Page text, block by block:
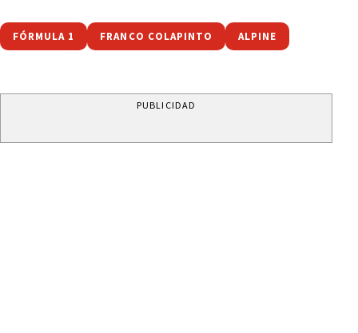
FÓRMULA 1 FRANCO COLAPINTO ALPINE
PUBLICIDAD